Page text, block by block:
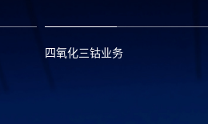
四氧化三钴业务